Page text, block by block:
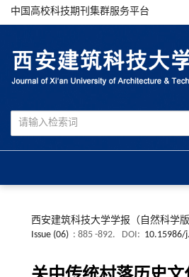
中国高校科技期刊集群服务平台
西安建筑科技大学学报（自然科学版
Issue (06) : 885 -892. DOI: 10.15986/